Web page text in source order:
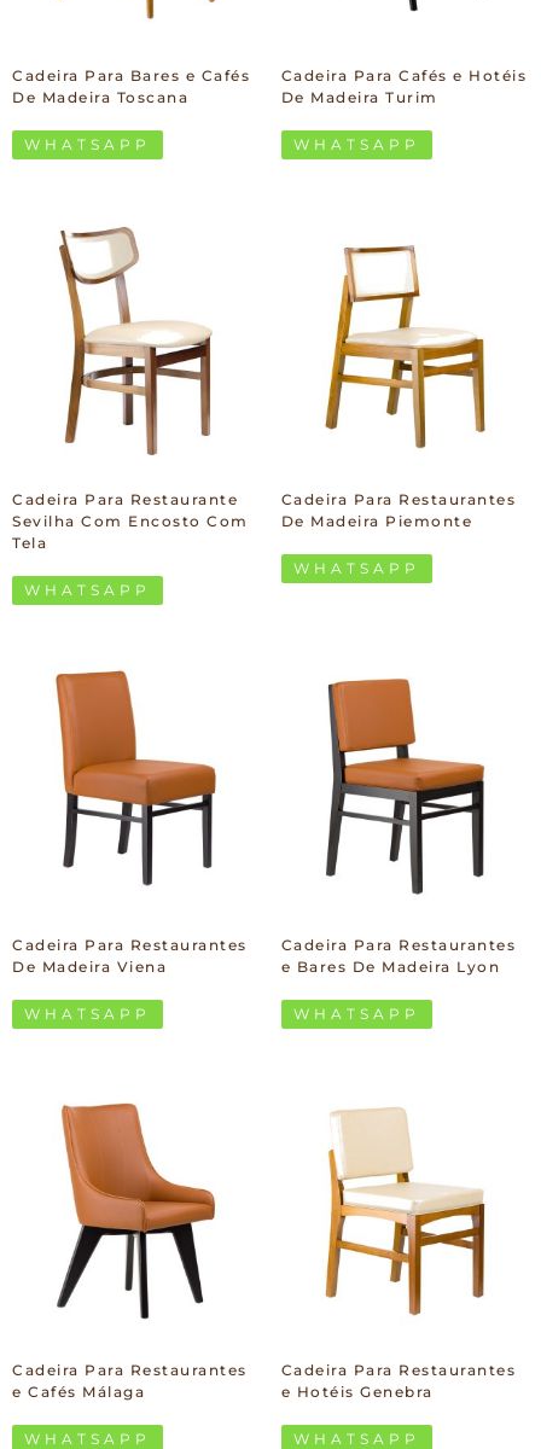
Cadeira Para Bares e Cafés
De Madeira Toscana
WHATSAPP
Cadeira Para Cafés e Hotéis
De Madeira Turim
WHATSAPP
Cadeira Para Restaurante
Sevilha Com Encosto Com
Tela
WHATSAPP
Cadeira Para Restaurantes
De Madeira Piemonte
WHATSAPP
Cadeira Para Restaurantes
De Madeira Viena
WHATSAPP
Cadeira Para Restaurantes
e Bares De Madeira Lyon
WHATSAPP
Cadeira Para Restaurantes
e Cafés Málaga
WHATSAPP
Cadeira Para Restaurantes
e Hotéis Genebra
WHATSAPP